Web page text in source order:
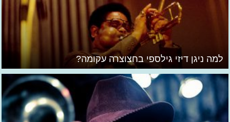
למה ניגן דיזי גילספי בחצוצרה עקומה?